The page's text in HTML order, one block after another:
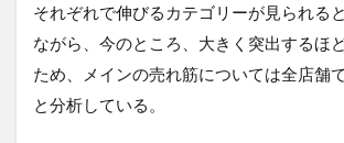
それぞれで伸びるカテゴリーが見られる
ながら、今のところ、大きく突出するほ
ため、メインの売れ筋については全店舗
と分析している。